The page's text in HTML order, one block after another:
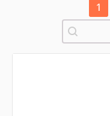
1
Pretraži